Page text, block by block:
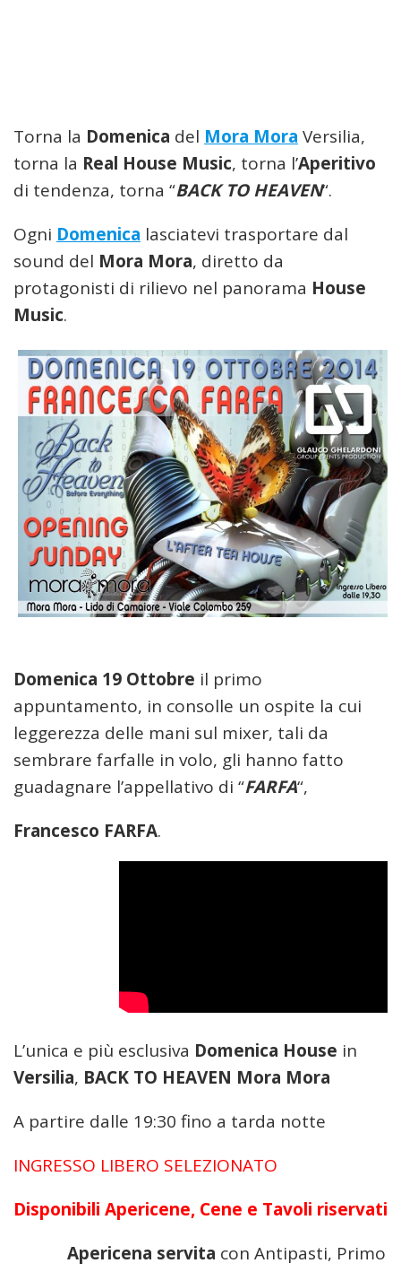
Torna la Domenica del Mora Mora Versilia,
torna la Real House Music, torna l’Aperitivo
di tendenza, torna “BACK TO HEAVEN“.
Ogni Domenica lasciatevi trasportare dal
sound del Mora Mora, diretto da
protagonisti di rilievo nel panorama House
Music.
Domenica 19 Ottobre il primo
appuntamento, in consolle un ospite la cui
leggerezza delle mani sul mixer, tali da
sembrare farfalle in volo, gli hanno fatto
guadagnare l’appellativo di “FARFA“,
Francesco FARFA.
L’unica e più esclusiva Domenica House in
Versilia, BACK TO HEAVEN Mora Mora
A partire dalle 19:30 fino a tarda notte
INGRESSO LIBERO SELEZIONATO
Disponibili Apericene, Cene e Tavoli riservati
Apericena servita con Antipasti, Primo